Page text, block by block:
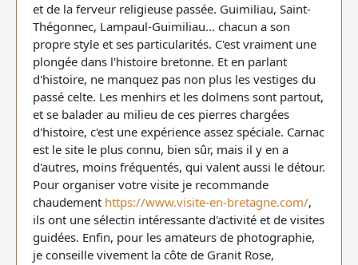
et de la ferveur religieuse passée. Guimiliau, Saint-
Thégonnec, Lampaul-Guimiliau... chacun a son
propre style et ses particularités. C'est vraiment une
plongée dans l'histoire bretonne. Et en parlant
d'histoire, ne manquez pas non plus les vestiges du
passé celte. Les menhirs et les dolmens sont partout,
et se balader au milieu de ces pierres chargées
d'histoire, c'est une expérience assez spéciale. Carnac
est le site le plus connu, bien sûr, mais il y en a
d'autres, moins fréquentés, qui valent aussi le détour.
Pour organiser votre visite je recommande
chaudement https://www.visite-en-bretagne.com/,
ils ont une sélectin intéressante d'activité et de visites
guidées. Enfin, pour les amateurs de photographie,
je conseille vivement la côte de Granit Rose,